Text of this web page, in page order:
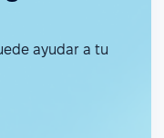
ayudar a tu